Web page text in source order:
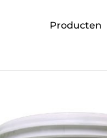
Producten